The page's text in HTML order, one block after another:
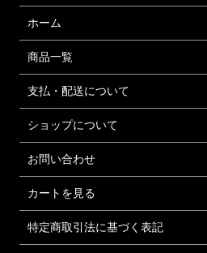
ホーム
商品一覧
支払・配送について
ショップについて
お問い合わせ
カートを見る
特定商取引法に基づく表記